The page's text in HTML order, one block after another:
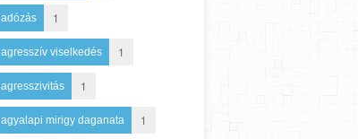
adózás 1
agresszív viselkedés 1
agresszivitás 1
agyalapi mirigy daganata 1